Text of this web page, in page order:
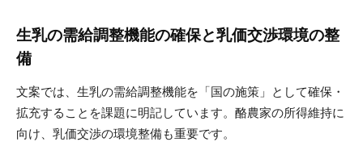
生乳の需給調整機能の確保と乳価交渉環境の整
備
文案では、生乳の需給調整機能を「国の施策」として確保・
拡充することを課題に明記しています。酪農家の所得維持に
向け、乳価交渉の環境整備も重要です。